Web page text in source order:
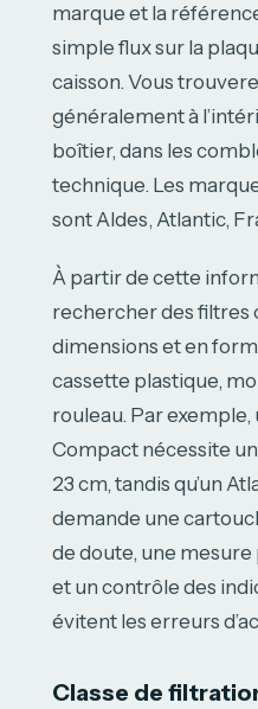
marque et la
simple flux sur la
caisson. Vous
généralement à
boîtier, dans les
technique. Les
sont Aldes, Atlantic,
À partir de cette
rechercher des filtres
dimensions et en
cassette plastique,
rouleau. Par exemple,
Compact nécessite
23 cm, tandis qu’un
demande une
de doute, une mesure
et un contrôle des
évitent les erreurs
Classe de